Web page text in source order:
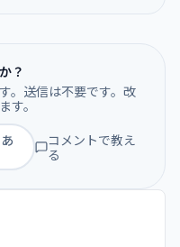
？
。送信は不要です。改
す。
コメントで教え
る